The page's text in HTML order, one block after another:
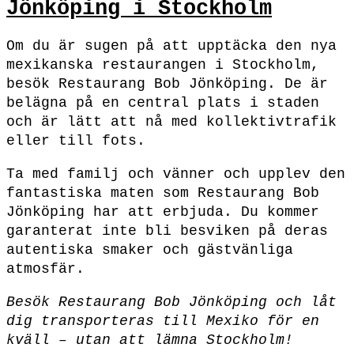
Jönköping i Stockholm
Om du är sugen på att upptäcka den nya
mexikanska restaurangen i Stockholm,
besök Restaurang Bob Jönköping. De är
belägna på en central plats i staden
och är lätt att nå med kollektivtrafik
eller till fots.
Ta med familj och vänner och upplev den
fantastiska maten som Restaurang Bob
Jönköping har att erbjuda. Du kommer
garanterat inte bli besviken på deras
autentiska smaker och gästvänliga
atmosfär.
Besök Restaurang Bob Jönköping och låt
dig transporteras till Mexiko för en
kväll – utan att lämna Stockholm!